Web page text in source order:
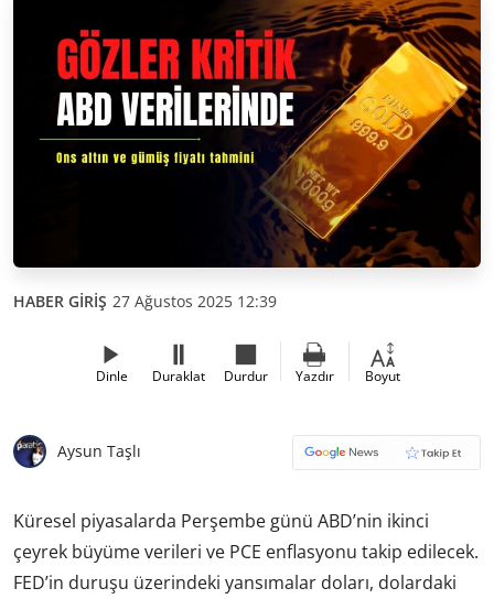
HABER GİRİŞ 27 Ağustos 2025 12:39
Dinle Duraklat Durdur Yazdır Boyut
Aysun Taşlı
Küresel piyasalarda Perşembe günü ABD’nin ikinci
çeyrek büyüme verileri ve PCE enflasyonu takip edilecek.
FED’in duruşu üzerindeki yansımalar doları, dolardaki